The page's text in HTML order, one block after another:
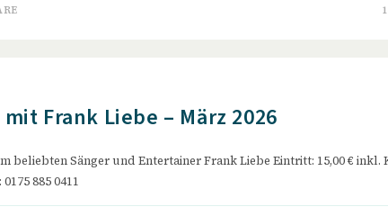
Frank Liebe – März 2026
beliebten Sänger und Entertainer Frank Liebe Eintritt: 15,00 € inkl.
885 0411